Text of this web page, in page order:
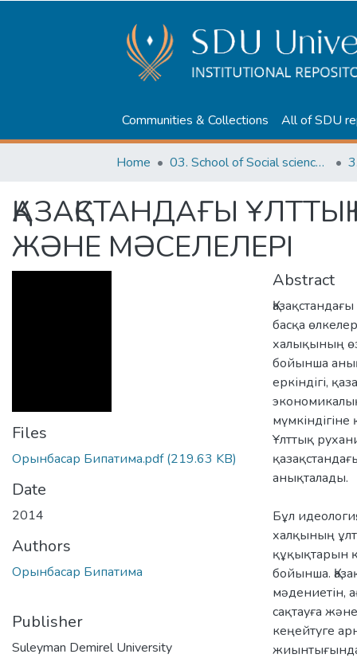
Communities & Collections All of SDU
Home 03. School of Social sciences, Business and Law
ҚАЗАҚСТАНДАҒЫ
ЖӘНЕ МӘСЕЛЕЛЕРІ
Files
Орынбасар Бипатима.pdf(219.63 KB)
Date
2014
Authors
Орынбасар Бипатима
Publisher
Suleyman Demirel University
Abstract
басқа
халықының
бойынша
еркіндігі,
Ұлттық
анықталады.
Бұл
халқының
құқықтарын
бойынша.
мәдениетін,
сақтауға
кеңейтуге
жиынтығында